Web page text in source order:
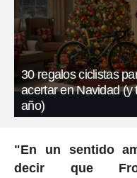
30 regalos ciclistas
acertar en Navidad (y
año)
"En un sentido
decir que